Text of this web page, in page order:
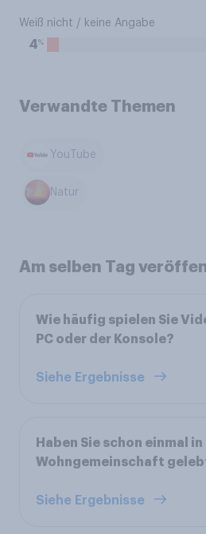
Weiß nicht / keine Angabe
4%
Verwandte Themen
YouTube
Natur
Am selben Tag
Wie häufig spielen Sie
PC oder der Konsole?
Siehe Ergebnisse
Haben Sie schon einmal
Wohngemeinschaft
Siehe Ergebnisse